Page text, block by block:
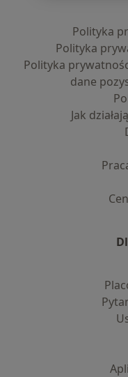
Polityka
Polityka
Polityka
dane
Jak